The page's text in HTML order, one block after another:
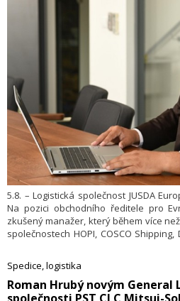
5.8. – Logistická společnost JUSDA
Na pozici obchodního ředitele pro
zkušený manažer, který během více
společnostech HOPI, COSCO
Spedice, logistika
​Roman Hrubý novým
společnosti PST CLC Mitsui-